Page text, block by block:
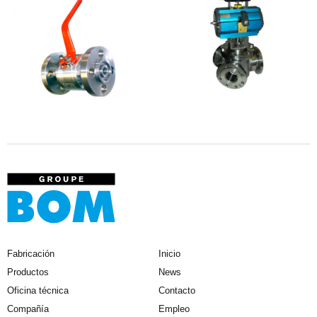
Fabricación
Productos
Oficina técnica
Compañía
Inicio
News
Contacto
Empleo